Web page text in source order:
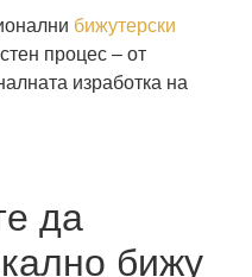
бижутерски
процес – от
изработка на
да
бижу